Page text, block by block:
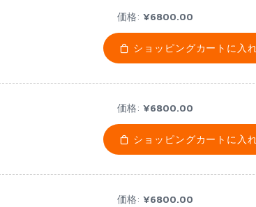
価格: ¥6800.00
ショッピングカートに入
価格: ¥6800.00
ショッピングカートに入
価格: ¥6800.00